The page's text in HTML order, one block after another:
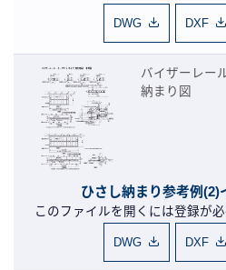
DWG DXF
バイザーレー
納まり図
ひさし納まり参考例(2)
このファイルを開くには登録が
DWG DXF